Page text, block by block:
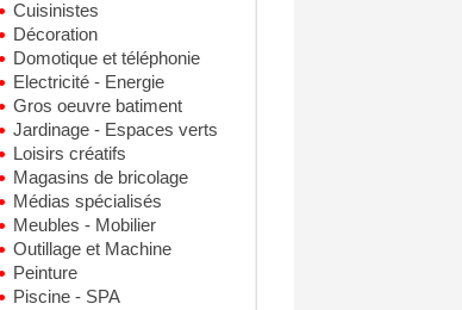
Cuisinistes
Décoration
Domotique et téléphonie
Electricité - Energie
Gros oeuvre batiment
Jardinage - Espaces verts
Loisirs créatifs
Magasins de bricolage
Médias spécialisés
Meubles - Mobilier
Outillage et Machine
Peinture
Piscine - SPA